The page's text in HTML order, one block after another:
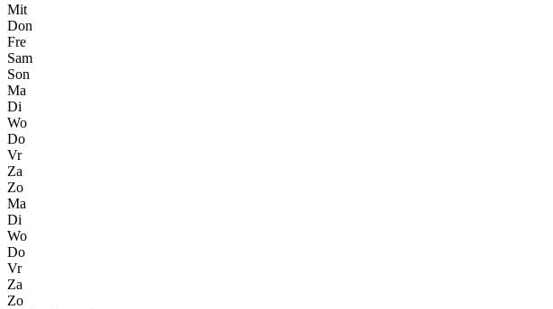
Mit
Don
Fre
Sam
Son
Ma
Di
Wo
Do
Vr
Za
Zo
Ma
Di
Wo
Do
Vr
Za
Zo